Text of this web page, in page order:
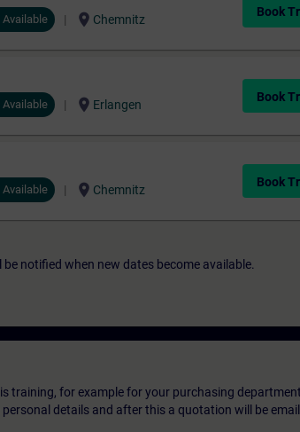
Available location_on Chemnitz
Book
Available location_on Erlangen
Book
Available location_on Chemnitz
Book
notified when new dates become available.
training, for example for your purchasing
details and after this a quotation will be